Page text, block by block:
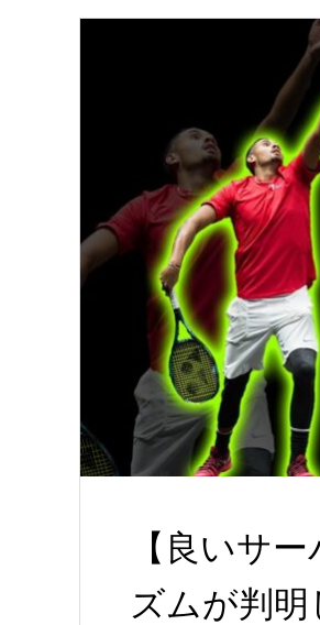
【良いサ
ズムが判